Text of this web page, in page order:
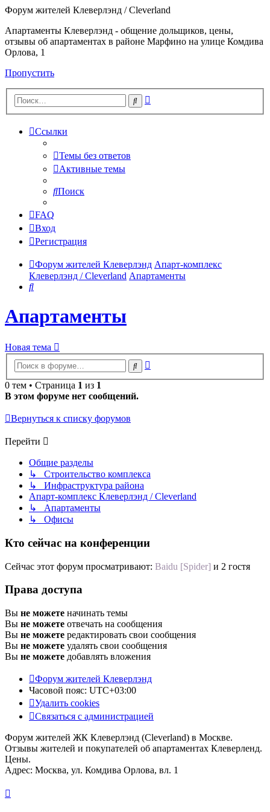
Форум жителей Клеверлэнд / Cleverland
Апартаменты Клеверлэнд - общение дольщиков, цены,
отзывы об апартаментах в районе Марфино на улице Комдива
Орлова, 1
Пропустить
Поиск
Ссылки
Темы без ответов
Активные темы
Поиск
FAQ
Вход
Регистрация
Форум жителей Клеверлэнд Апарт-комплекс
Клеверлэнд / Cleverland Апартаменты
Поиск
Апартаменты
Новая тема
Поиск
0 тем • Страница 1 из 1
В этом форуме нет сообщений.
Вернуться к списку форумов
Перейти
Общие разделы
↳ Строительство комплекса
↳ Инфраструктура района
Апарт-комплекс Клеверлэнд / Cleverland
↳ Апартаменты
↳ Офисы
Кто сейчас на конференции
Сейчас этот форум просматривают: Baidu [Spider] и 2 гостя
Права доступа
Вы не можете начинать темы
Вы не можете отвечать на сообщения
Вы не можете редактировать свои сообщения
Вы не можете удалять свои сообщения
Вы не можете добавлять вложения
Форум жителей Клеверлэнд
Часовой пояс: UTC+03:00
Удалить cookies
Связаться с администрацией
Форум жителей ЖК Клеверлэнд (Cleverland) в Москве.
Отзывы жителей и покупателей об апартаментах Клеверленд.
Цены.
Адрес: Москва, ул. Комдива Орлова, вл. 1